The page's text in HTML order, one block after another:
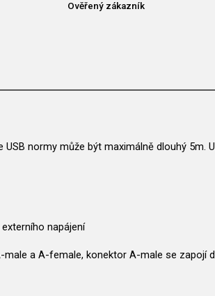
Ověřený zákazník
USB normy může být maximálně dlouhý
napájení
a A-female, konektor A-male se zapojí